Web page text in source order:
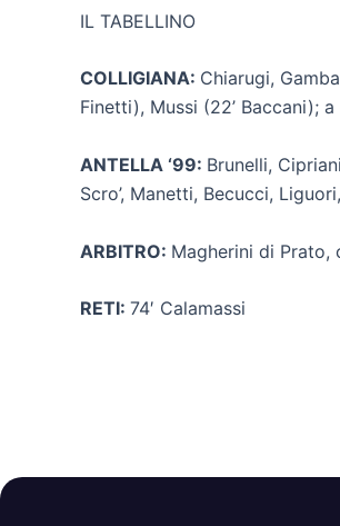
IL TABELLINO
COLLIGIANA: Chiarugi,
Finetti), Mussi (22’ Baccani);
ANTELLA ‘99: Brunelli,
Scro’, Manetti, Becucci,
ARBITRO: Magherini di Prato,
RETI: 74′ Calamassi